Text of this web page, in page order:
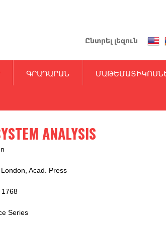
Ընտրել լեզուն
ԳՐԱԴԱՐԱՆ
ANALYSIS
Acad. Press
1768
Series